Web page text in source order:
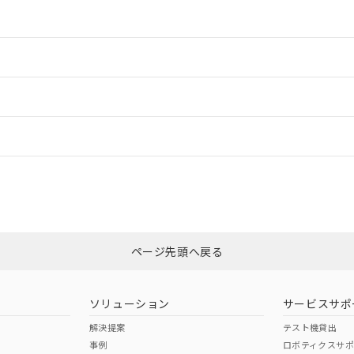
ダウンロードはこちら
（日本
（アメリカ
ページ先頭へ戻る
ソリューション
解決提案
事例
サービスサポ
テスト機貸出
ロボティクスサ